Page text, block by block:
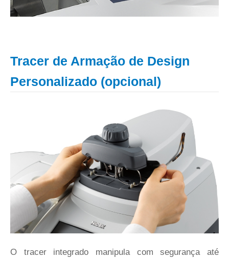
Tracer de Armação de Design
Personalizado (opcional)
O tracer integrado manipula com segurança até